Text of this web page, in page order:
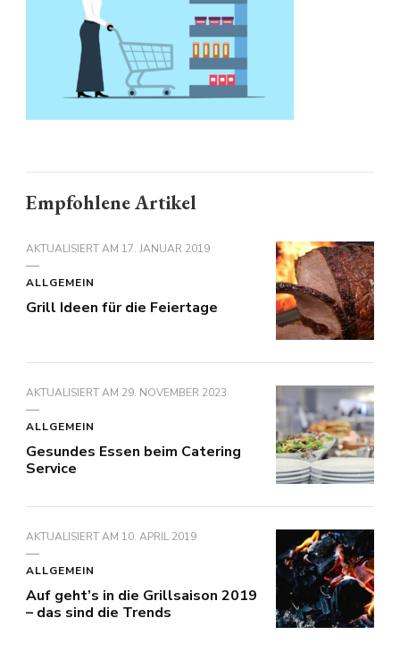
Empfohlene Artikel
AKTUALISIERT AM 17. JANUAR 2019
ALLGEMEIN
Grill Ideen für die Feiertage
AKTUALISIERT AM 29. NOVEMBER 2023
ALLGEMEIN
Gesundes Essen beim Catering
Service
AKTUALISIERT AM 10. APRIL 2019
ALLGEMEIN
Auf geht’s in die Grillsaison 2019
– das sind die Trends